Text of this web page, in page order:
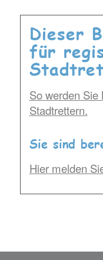
Dieser
für
So werden Sie
Stadtrettern.
Sie sind
Hier melden